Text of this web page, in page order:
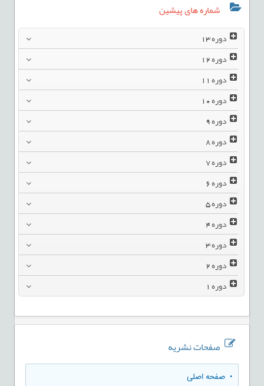
شماره های پیشین
دوره13
دوره12
دوره11
دوره10
دوره9
دوره8
دوره7
دوره6
دوره5
دوره4
دوره3
دوره2
دوره1
صفحات نشریه
• صفحه اصلی